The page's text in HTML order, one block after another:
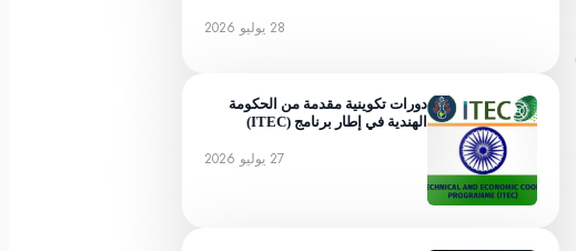
28 يوليو 2026
دورات تكوينية مقدمة من الحكومة
الهندية في إطار برنامج (ITEC)
27 يوليو 2026